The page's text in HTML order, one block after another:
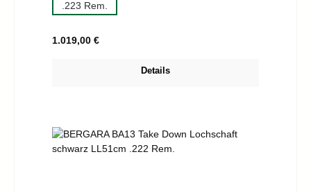
.223 Rem.
Regulärer Preis:
1.019,00 €
Details